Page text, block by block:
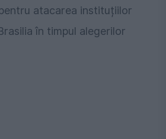
atacarea instituțiilor
în timpul alegerilor